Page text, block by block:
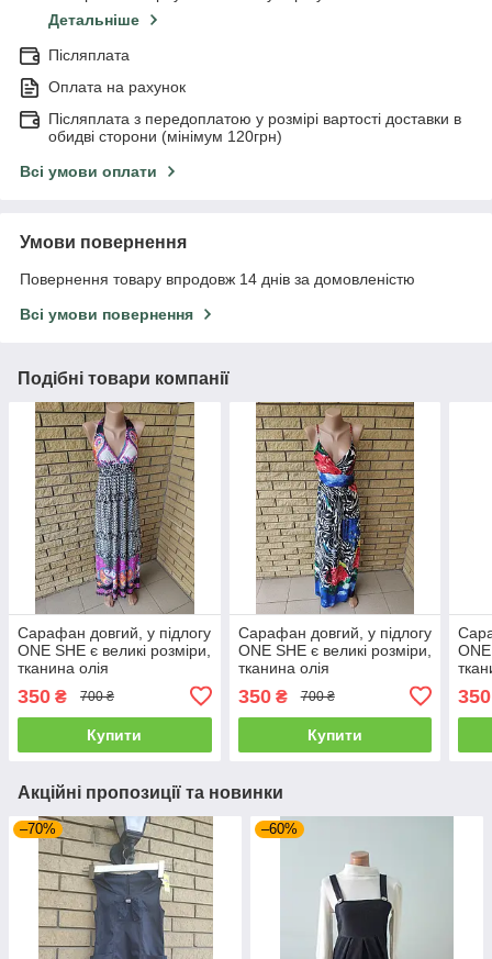
Детальніше
Післяплата
Оплата на рахунок
Післяплата з передоплатою у розмірі вартості доставки в
обидві сторони (мінімум 120грн)
Всі умови оплати
Умови повернення
Повернення товару впродовж 14 днів за домовленістю
Всі умови повернення
Подібні товари компанії
Сарафан довгий, у підлогу
ONE SHE є великі розміри,
тканина олія
350 ₴ 700 ₴
Купити
Сарафан довгий, у підлогу
ONE SHE є великі розміри,
тканина олія
350₴ 700 ₴
Купити
350
Акційні пропозиції та новинки
–70% –60%